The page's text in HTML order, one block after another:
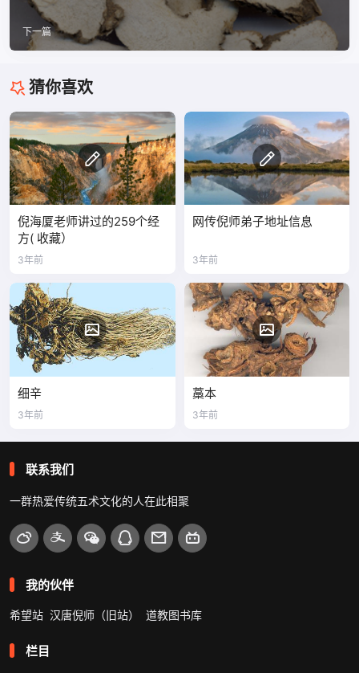
下一篇
猜你喜欢
倪海厦老师讲过的259个经
方( 收藏）
3年前
网传倪师弟子地址信息
3年前
细辛
3年前
藁本
3年前
联系我们
一群热爱传统五术文化的人在此相聚
我的伙伴
希望站 汉唐倪师（旧站） 道教图书库
栏目